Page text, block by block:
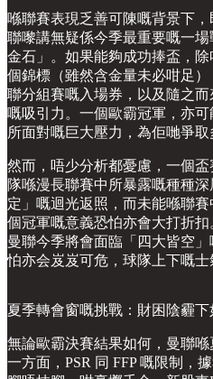
喺聯賽表現乏善可陳嘅背景下
聯嚟講無疑係今季最重要嘅一
金石」。如果能夠成功捧盃，
個錦標（雖然含金量未必咁足
聯分組賽嘅入場券，以及隨之
嘅吸引力。一個歐霸冠軍，亦
所面對嘅巨大壓力，為佢哋爭
然而，唔少分析都憂慮，一個
隊喺漫長聯賽中所暴露嘅種種
定」嘅迴光返照，而未能喺聯
個冠軍嘅意義恐怕亦會大打折扣
曼聯今季將會面臨「四大皆空
怕亦会岌岌可危，球隊上下嘅士
夏季轉會窗嘅挑戰：財困陰霾下
無論歐霸決賽結果如何，曼聯喺
一方面，PSR 同 FFP 嘅限制，